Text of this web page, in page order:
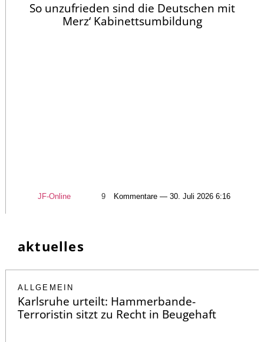
So unzufrieden sind die Deutschen mit
Merz‘ Kabinettsumbildung
JF-Online 9 Kommentare — 30. Juli 2026 6:16
aktuelles
ALLGEMEIN
Karlsruhe urteilt: Hammerbande-
Terroristin sitzt zu Recht in Beugehaft